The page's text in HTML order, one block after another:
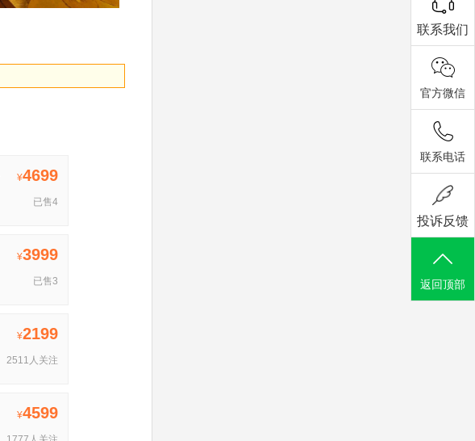
¥4699
已售4
¥3999
已售3
¥2199
2511人关注
¥4599
联系我们
官方微信
联系电话
投诉反馈
返回顶部